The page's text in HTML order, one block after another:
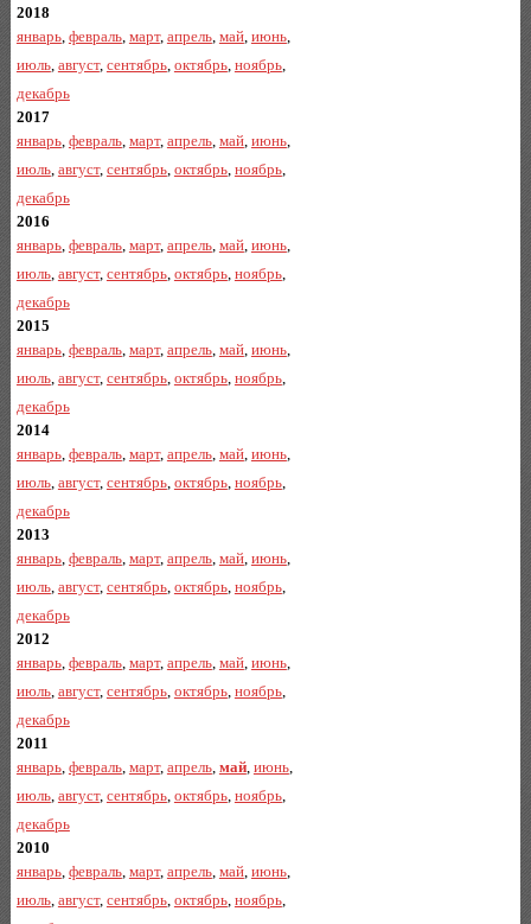
2018
январь, февраль, март, апрель, май, июнь,
июль, август, сентябрь, октябрь, ноябрь,
декабрь
2017
январь, февраль, март, апрель, май, июнь,
июль, август, сентябрь, октябрь, ноябрь,
декабрь
2016
январь, февраль, март, апрель, май, июнь,
июль, август, сентябрь, октябрь, ноябрь,
декабрь
2015
январь, февраль, март, апрель, май, июнь,
июль, август, сентябрь, октябрь, ноябрь,
декабрь
2014
январь, февраль, март, апрель, май, июнь,
июль, август, сентябрь, октябрь, ноябрь,
декабрь
2013
январь, февраль, март, апрель, май, июнь,
июль, август, сентябрь, октябрь, ноябрь,
декабрь
2012
январь, февраль, март, апрель, май, июнь,
июль, август, сентябрь, октябрь, ноябрь,
декабрь
2011
январь, февраль, март, апрель, май, июнь,
июль, август, сентябрь, октябрь, ноябрь,
декабрь
2010
январь, февраль, март, апрель, май, июнь,
июль, август, сентябрь, октябрь, ноябрь,